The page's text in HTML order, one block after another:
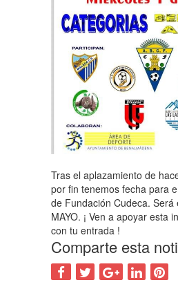
Tras el aplazamiento de
por fin tenemos fecha para
de Fundación Cudeca. Será
MAYO. ¡ Ven a apoyar esta
con tu entrada !
Comparte esta